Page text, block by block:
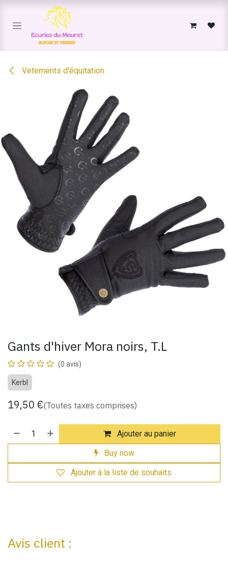
Se rendre au contenu
Vetements d'équitation
Gants d'hiver Mora noirs, T.L
(0 avis)
Kerbl
19,50 €(Toutes taxes comprises)
Ajouter au panier
Buy now
Ajouter à la liste de souhaits
Avis client :